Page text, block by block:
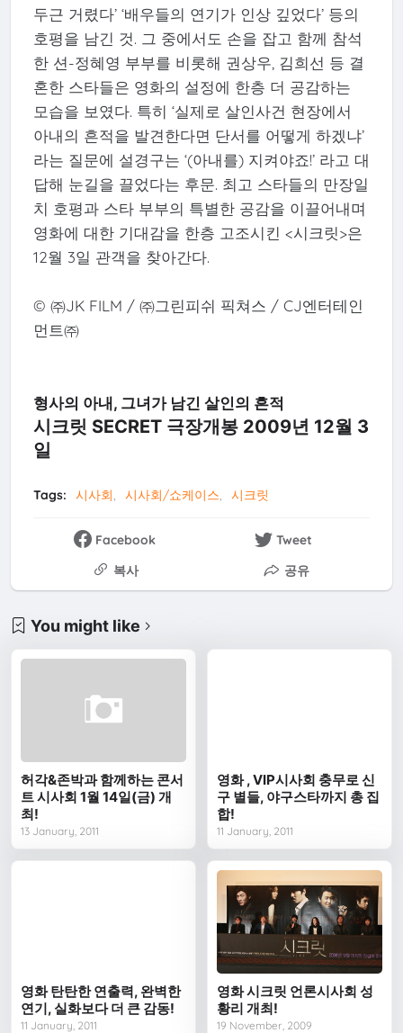
두근 거렸다’ ‘배우들의 연기가 인상 깊었다’ 등의
호평을 남긴 것. 그 중에서도 손을 잡고 함께 참석
한 션-정혜영 부부를 비롯해 권상우, 김희선 등 결
혼한 스타들은 영화의 설정에 한층 더 공감하는
모습을 보였다. 특히 ‘실제로 살인사건 현장에서
아내의 흔적을 발견한다면 단서를 어떻게 하겠냐’
라는 질문에 설경구는 ‘(아내를) 지켜야죠!’ 라고 대
답해 눈길을 끌었다는 후문. 최고 스타들의 만장일
치 호평과 스타 부부의 특별한 공감을 이끌어내며
영화에 대한 기대감을 한층 고조시킨 <시크릿>은
12월 3일 관객을 찾아간다.
© ㈜JK FILM / ㈜그린피쉬 픽쳐스 / CJ엔터테인
먼트㈜
형사의 아내, 그녀가 남긴 살인의 흔적
시크릿 SECRET 극장개봉 2009년 12월 3
일
Tags: 시사회 시사회/쇼케이스 시크릿
Facebook
Tweet
복사
공유
You might like
허각&존박과 함께하는 콘서
트 시사회 1월 14일(금) 개
최!
13 January, 2011
영화 , VIP시사회 충무로 신
구 별들, 야구스타까지 총 집
합!
11 January, 2011
영화 탄탄한 연출력, 완벽한
연기, 실화보다 더 큰 감동!
11 January, 2011
영화 시크릿 언론시사회 성
황리 개최!
19 November, 2009